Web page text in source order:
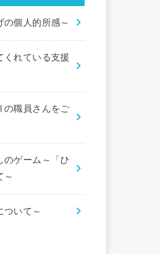
個人的所感～
くれている支援
の職員さんをご
のゲーム～「ひ
～
ついて～